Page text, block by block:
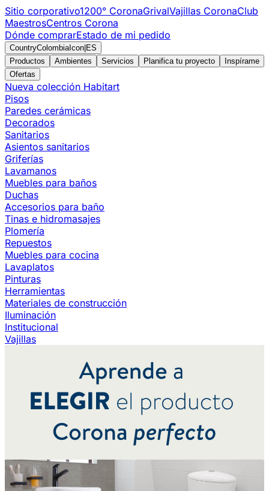
Sitio corporativo1200° CoronaGrivalVajillas CoronaClub
MaestrosCentros Corona
Dónde comprarEstado de mi pedido
CountryColombiaIcon ES
Productos
Ambientes Servicios Planifica tu proyecto
Inspírame
Ofertas
Nueva colección Habitart
Pisos
Paredes cerámicas
Decorados
Sanitarios
Asientos sanitarios
Griferías
Lavamanos
Muebles para baños
Duchas
Accesorios para baño
Tinas e hidromasajes
Plomería
Repuestos
Muebles para cocina
Lavaplatos
Pinturas
Herramientas
Materiales de construcción
Iluminación
Institucional
Vajillas